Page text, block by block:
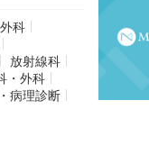
外科
放射線科
・外科
病理診断